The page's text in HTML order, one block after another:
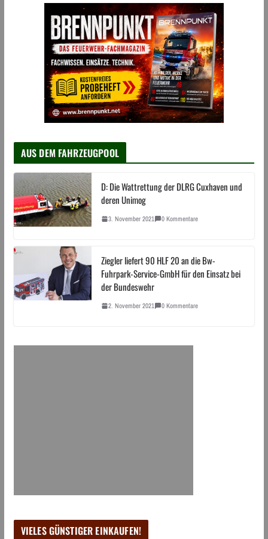
AUS DEM FAHRZEUGPOOL
D: Die Wattrettung der DLRG Cuxhaven und
deren Unimog
3. November 2021 0 Kommentare
Ziegler liefert 90 HLF 20 an die Bw-
Fuhrpark-Service-GmbH für den Einsatz bei
der Bundeswehr
2. November 2021 0 Kommentare
VIELES GÜNSTIGER EINKAUFEN!